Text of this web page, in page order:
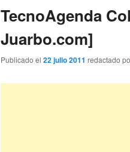
TecnoAgenda
Juarbo.com]
Publicado el22 julio 2011 redactado